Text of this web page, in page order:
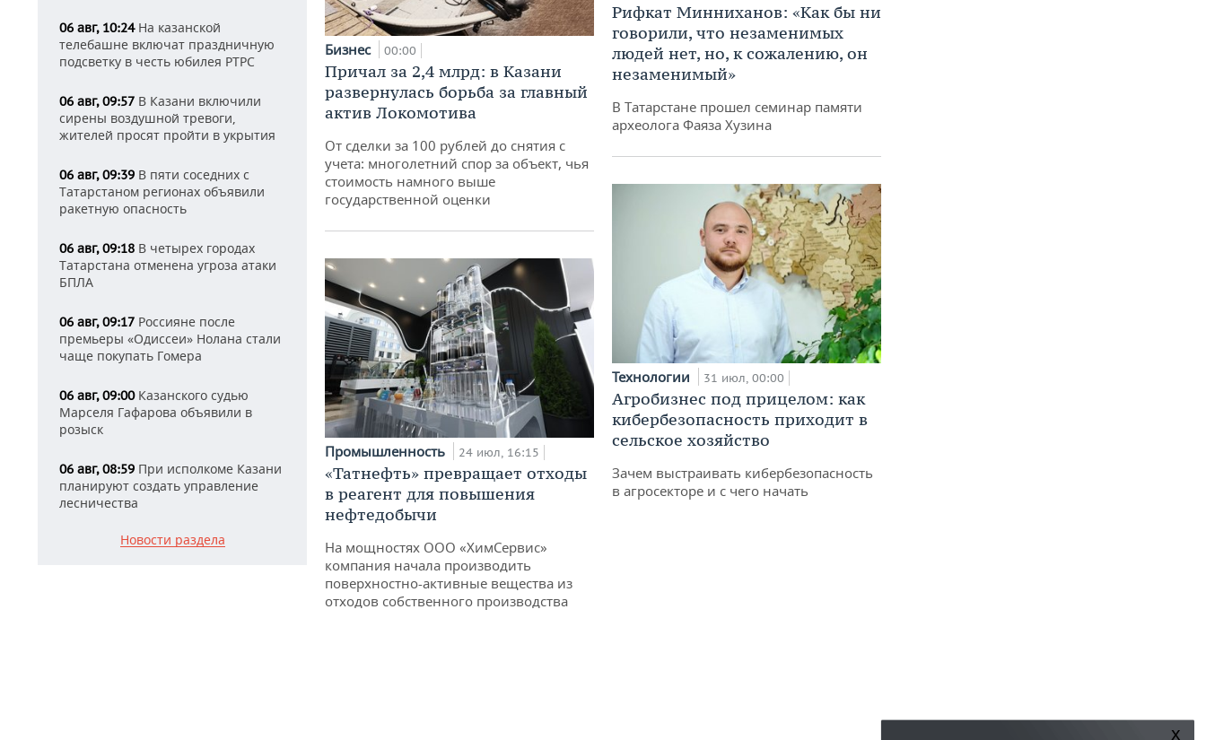
06 авг, 10:24На казанской
телебашне включат праздничную
подсветку в честь юбилея РТРС
06 авг, 09:57 В Казани включили
сирены воздушной тревоги,
жителей просят пройти в укрытия
06 авг, 09:39 В пяти соседних с
Татарстаном регионах объявили
ракетную опасность
06 авг, 09:18 В четырех городах
Татарстана отменена угроза атаки
БПЛА
06 авг, 09:17 Россияне после
премьеры «Одиссеи» Нолана стали
чаще покупать Гомера
06 авг, 09:00Казанского судью
Марселя Гафарова объявили в
розыск
06 авг, 08:59 При исполкоме Казани
планируют создать управление
лесничества
Новости раздела
Бизнес 00:00
Причал за 2,4 млрд: в Казани
развернулась борьба за главный
актив Локомотива
От сделки за 100 рублей до снятия с
учета: многолетний спор за объект, чья
стоимость намного выше
государственной оценки
Промышленность 24 июл, 16:15
«Татнефть» превращает отходы
в реагент для повышения
нефтедобычи
На мощностях ООО «ХимСервис»
компания начала производить
поверхностно-активные вещества из
отходов собственного производства
Рифкат Минниханов: «Как бы ни
говорили, что незаменимых
людей нет, но, к сожалению, он
незаменимый»
В Татарстане прошел семинар памяти
археолога Фаяза Хузина
Технологии 31 июл, 00:00
Агробизнес под прицелом: как
кибербезопасность приходит в
сельское хозяйство
Зачем выстраивать кибербезопасность
в агросекторе и с чего начать
x